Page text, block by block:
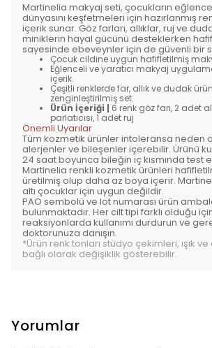
Martinelia makyaj seti, çocukların
dünyasını keşfetmeleri için hazırlanmış
içerik sunar. Göz farları, allıklar, ruj ve
miniklerin hayal gücünü desteklerken
sayesinde ebeveynler için de güvenli bir
Çocuk cildine uygun hafifletilmiş
Eğlenceli ve yaratıcı makyaj
içerik.
Çeşitli renklerde far, allık ve dudak
zenginleştirilmiş set.
Ürün İçeriği | 6 renk göz farı, 2 adet
parlatıcısı, 1 adet ruj
Önemli Uyarılar
Tüm kozmetik ürünler intoleransa neden
alerjenler ve bileşenler içerebilir. Ürünü
24 saat boyunca bileğin iç kısmında test
Martinelia renkli kozmetik ürünleri
üretilmiş olup daha az boya içerir.
altı çocuklar için uygun değildir.
PAO sembolü ve lot numarası ürün
bulunmaktadır. Her cilt tipi farklı olduğu
reaksiyonlarda kullanımı durdurun ve
doktorunuza danışın.
*Ürün renk tonları stüdyo çekimleri, ışık
bağlı olarak değişiklik gösterebilir.
Yorumlar